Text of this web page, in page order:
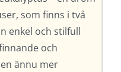
som finns i två
enkel och stilfull
och
ännu mer